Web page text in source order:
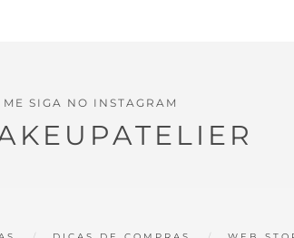
ME SIGA NO INSTAGRAM